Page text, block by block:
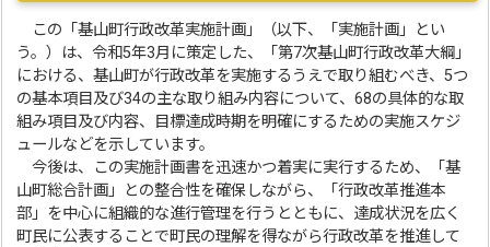
この「基山町行政改革実施計画」（以下、「実施計画」とい
う。）は、令和5年3月に策定した、「第7次基山町行政改革大綱」
における、基山町が行政改革を実施するうえで取り組むべき、5つ
の基本項目及び34の主な取り組み内容について、68の具体的な取
組み項目及び内容、目標達成時期を明確にするための実施スケジ
ュールなどを示しています。
今後は、この実施計画書を迅速かつ着実に実行するため、「基
山町総合計画」との整合性を確保しながら、「行政改革推進本
部」を中心に組織的な進行管理を行うとともに、達成状況を広く
町民に公表することで町民の理解を得ながら行政改革を推進して